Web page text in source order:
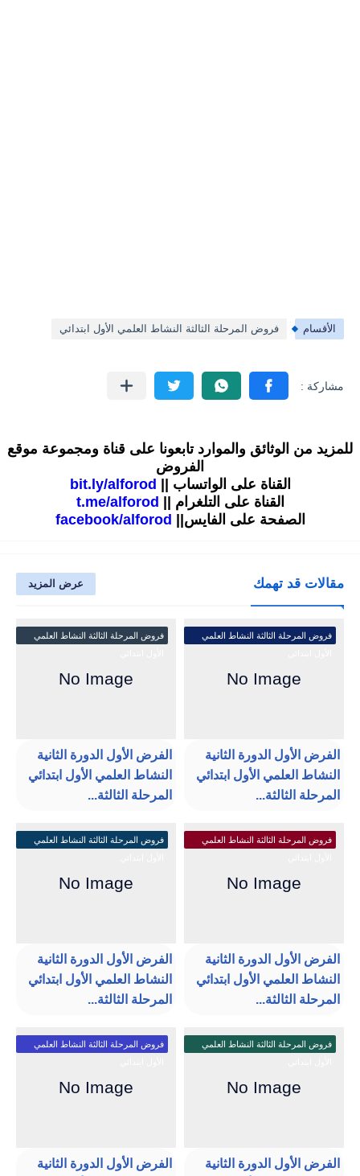
الأقسام فروض المرحلة الثالثة النشاط العلمي الأول ابتدائي
للمزيد من الوثائق والموارد تابعونا على قناة ومجموعة موقع
الفروض
القناة على الواتساب ||
bit.ly/alforod
القناة على التلغرام ||
t.me/alforod
الصفحة على الفايس||
facebook/alforod
مقالات قد تهمك عرض المزيد
فروض المرحلة الثالثة النشاط العلمي
الفرض الأول الدورة الثانية
النشاط العلمي الأول ابتدائي
المرحلة الثالثة...
فروض المرحلة الثالثة النشاط العلمي
الفرض الأول الدورة الثانية
النشاط العلمي الأول ابتدائي
المرحلة الثالثة...
فروض المرحلة الثالثة النشاط العلمي
الفرض الأول الدورة الثانية
النشاط العلمي الأول ابتدائي
المرحلة الثالثة...
فروض المرحلة الثالثة النشاط العلمي
الفرض الأول الدورة الثانية
النشاط العلمي الأول ابتدائي
المرحلة الثالثة...
فروض المرحلة الثالثة النشاط العلمي
الفرض الأول الدورة الثانية
فروض المرحلة الثالثة النشاط العلمي
الفرض الأول الدورة الثانية